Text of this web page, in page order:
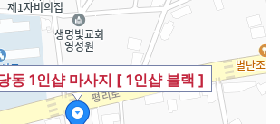
동 1인샵 마사지 [ 1인샵 블랙 ]